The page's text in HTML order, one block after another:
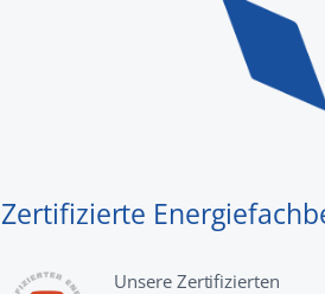
Zertifizierte
Unsere Zertifizierten